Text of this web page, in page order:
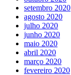
setembro 2020
agosto 2020
julho 2020
junho 2020
maio 2020
abril 2020
março 2020
fevereiro 2020